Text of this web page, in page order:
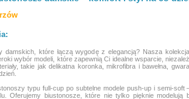
damskich, które łączą wygodę z elegancją? Nasza
wybór modeli, które zapewnią Ci idealne wsparcie,
takie jak delikatna koronka, mikrofibra i bawełna,
typu full-cup po subtelne modele push-up i semi-
Oferujemy biustonosze, które nie tylko pięknie